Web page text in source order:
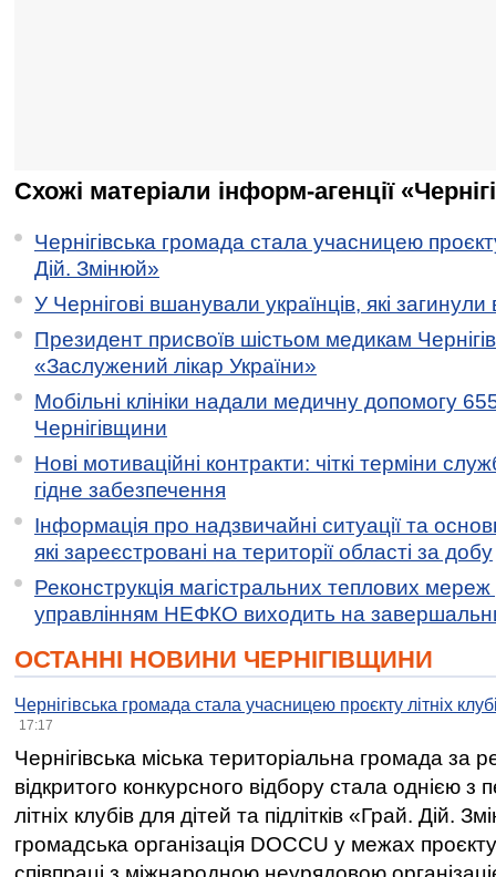
Схожі матеріали інформ-агенції
Чернігівська громада стала учасницею
Дій. Змінюй»
У Чернігові вшанували українців, які загинули
Президент присвоїв шістьом медикам
«Заслужений лікар України»
Мобільні клініки надали медичну допомогу
Чернігівщини
Нові мотиваційні контракти: чіткі терміни
гідне забезпечення
Інформація про надзвичайні ситуації та
які зареєстровані на території області за добу
Реконструкція магістральних теплових мереж
управлінням НЕФКО виходить на
ОСТАННІ НОВИНИ ЧЕРНІГІВЩИНИ
Чернігівська громада стала учасницею проєкту літніх
17:17
Чернігівська міська територіальна громада за
відкритого конкурсного відбору стала однією
літніх клубів для дітей та підлітків «Грай. Дій.
громадська організація DOCCU у межах